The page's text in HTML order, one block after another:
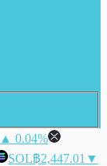
▲ 0.04%
SOL฿2,447.01 ▼